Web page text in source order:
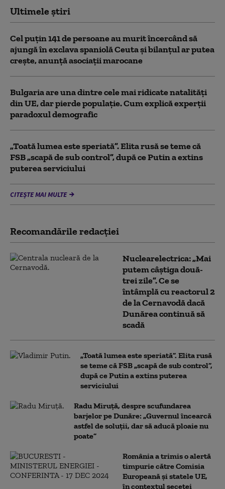
Ultimele știri
Cel puţin 141 de persoane au murit încercând să
ajungă în exclava spaniolă Ceuta şi bilanţul ar putea
creşte, anunță asociații marocane
Bulgaria are una dintre cele mai ridicate natalități
din UE, dar pierde populație. Cum explică experții
paradoxul demografic
„Toată lumea este speriată”. Elita rusă se teme că
FSB „scapă de sub control”, după ce Putin a extins
puterea serviciului
CITEȘTE MAI MULTE
Recomandările redacţiei
Nuclearelectrica: „Mai
putem câștiga două-
trei zile”. Ce se
întâmplă cu reactorul 2
de la Cernavodă dacă
Dunărea continuă să
scadă
„Toată lumea este speriată”. Elita rusă
se teme că FSB „scapă de sub control”,
după ce Putin a extins puterea
serviciului
Radu Miruță, despre scufundarea
barjelor pe Dunăre: „Guvernul încearcă
astfel de soluții, dar să aducă ploaie nu
poate”
România a trimis o alertă
timpurie către Comisia
Europeană și statele UE,
în contextul secetei